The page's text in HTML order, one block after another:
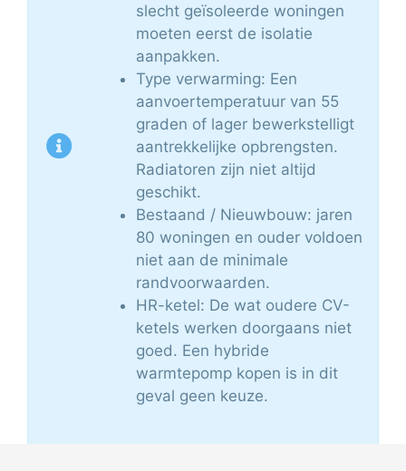
slecht geïsoleerde woningen
moeten eerst de isolatie
aanpakken.
Type verwarming: Een
aanvoertemperatuur van 55
graden of lager bewerkstelligt
aantrekkelijke opbrengsten.
Radiatoren zijn niet altijd
geschikt.
Bestaand / Nieuwbouw: jaren
80 woningen en ouder voldoen
niet aan de minimale
randvoorwaarden.
HR-ketel: De wat oudere CV-
ketels werken doorgaans niet
goed. Een hybride
warmtepomp kopen is in dit
geval geen keuze.